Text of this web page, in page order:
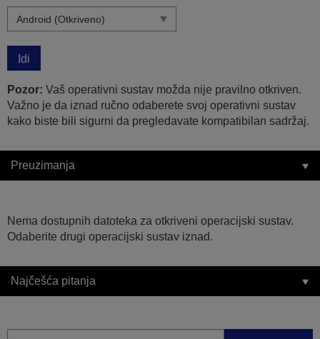
Idi
Pozor: Vaš operativni sustav možda nije pravilno otkriven.
Važno je da iznad ručno odaberete svoj operativni sustav
kako biste bili sigurni da pregledavate kompatibilan sadržaj.
Preuzimanja
Nema dostupnih datoteka za otkriveni operacijski sustav.
Odaberite drugi operacijski sustav iznad.
Najčešća pitanja